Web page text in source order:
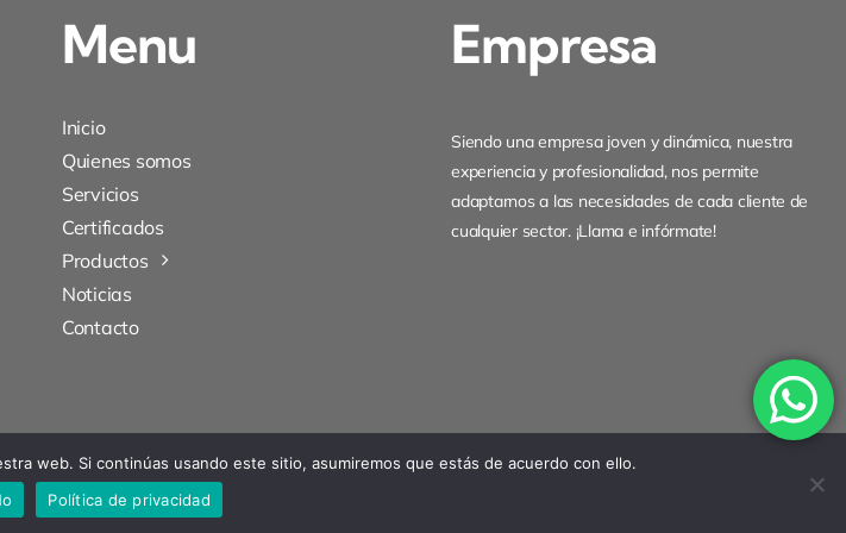
Menu
Inicio
Quienes somos
Servicios
Certificados
Productos
Noticias
Contacto
Empresa
Siendo una empresa joven y dinámica, nuestra
experiencia y profesionalidad, nos permite
adaptarnos a las necesidades de cada cliente de
cualquier sector. ¡Llama e infórmate!
web. Si continúas usando este sitio, asumiremos que estás de acuerdo con ello.
Política de privacidad